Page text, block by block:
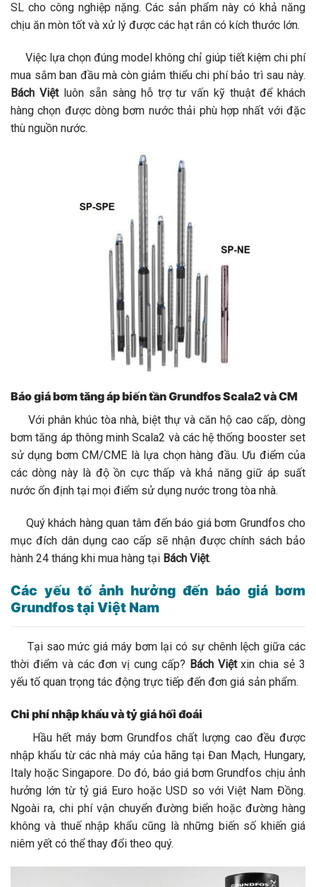
SL cho công nghiệp nặng. Các sản phẩm này có khả năng
chịu ăn mòn tốt và xử lý được các hạt rắn có kích thước lớn.
Việc lựa chọn đúng model không chỉ giúp tiết kiệm chi phí
mua sắm ban đầu mà còn giảm thiểu chi phí bảo trì sau này.
Bách Việtluôn sẵn sàng hỗ trợ tư vấn kỹ thuật để khách
hàng chọn được dòng bơm nước thải phù hợp nhất với đặc
thù nguồn nước.
Báo giá bơm tăng áp biến tần Grundfos Scala2 và CM
Với phân khúc tòa nhà, biệt thự và căn hộ cao cấp, dòng
bơm tăng áp thông minh Scala2 và các hệ thống booster set
sử dụng bơm CM/CME là lựa chọn hàng đầu. Ưu điểm của
các dòng này là độ ồn cực thấp và khả năng giữ áp suất
nước ổn định tại mọi điểm sử dụng nước trong tòa nhà.
Quý khách hàng quan tâm đến báo giá bơm Grundfos cho
mục đích dân dụng cao cấp sẽ nhận được chính sách bảo
hành 24 tháng khi mua hàng tại Bách Việt.
Các yếu tố ảnh hưởng đến báo giá bơm
Grundfos tại Việt Nam
Tại sao mức giá máy bơm lại có sự chênh lệch giữa các
thời điểm và các đơn vị cung cấp? Bách Việtxin chia sẻ 3
yếu tố quan trọng tác động trực tiếp đến đơn giá sản phẩm.
Chi phí nhập khẩu và tỷ giá hối đoái
Hầu hết máy bơm Grundfos chất lượng cao đều được
nhập khẩu từ các nhà máy của hãng tại Đan Mạch, Hungary,
Italy hoặc Singapore. Do đó, báo giá bơm Grundfos chịu ảnh
hưởng lớn từ tỷ giá Euro hoặc USD so với Việt Nam Đồng.
Ngoài ra, chi phí vận chuyển đường biển hoặc đường hàng
không và thuế nhập khẩu cũng là những biến số khiến giá
niêm yết có thể thay đổi theo quý.